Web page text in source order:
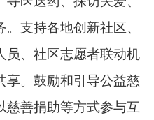
、智能化水平。
养老服务设施建
土地支持开展互
负责指导物业企